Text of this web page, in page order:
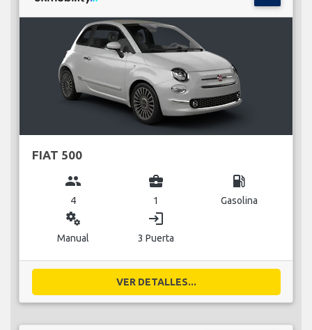
FIAT 500
group
4
business_center
1
local_gas_station
Gasolina
miscellaneous_services
Manual
login
3 Puerta
VER DETALLES...